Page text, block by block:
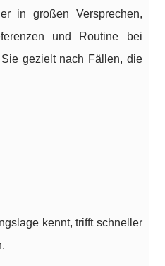
in großen Versprechen,
und Routine bei
gezielt nach Fällen, die
kennt, trifft schneller